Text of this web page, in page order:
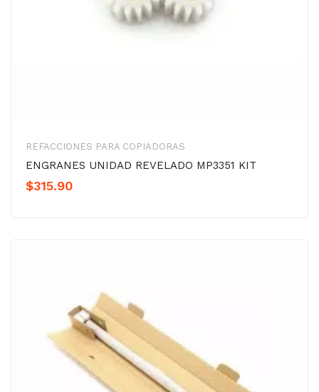
REFACCIONES PARA COPIADORAS
ENGRANES UNIDAD REVELADO MP3351 KIT
$315.90